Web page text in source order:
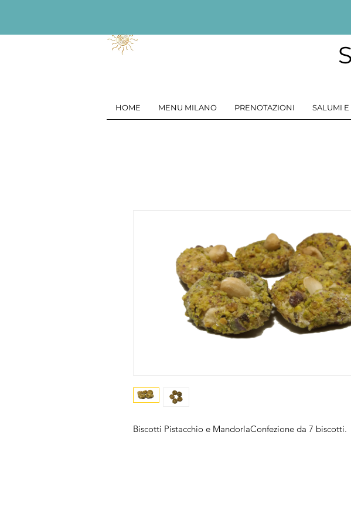
HOME MENU MILANO PRENOTAZIONI SALUMI E
Biscotti Pistacchio e MandorlaConfezione da 7 biscotti.